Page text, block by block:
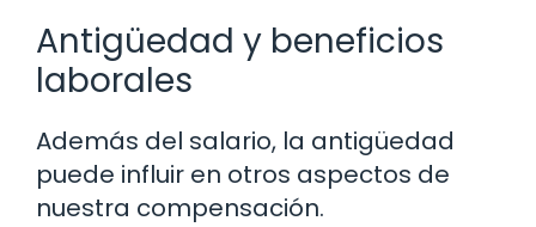
Antigüedad y beneficios
laborales
Además del salario, la antigüedad
puede influir en otros aspectos de
nuestra compensación.